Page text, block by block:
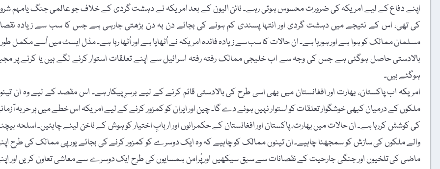
اپنے دفاع کے لیے امریکہ کی ضرورت محسوس ہوتی رہے۔ نائن الیون کے بعد امریکہ نے دہشت گردی کے خلاف جو عالمی جنگ یامہم
کی تھی، اس کے نتیجے میں دہشت گردی اور انتہا پسندی کم ہونے کی بجائے دن بہ دن بڑھتی جارہی ہے جس کا سب سے زیادہ
مسلمان ممالک کو ہوا ہے اور ہورہا ہے۔ ان حالات کا سب سے زیادہ فائدہ امریکہ نے اُٹھایا ہے اور اُٹھا رہا ہے۔ مڈل ایسٹ میں اُسے مکمل طور
بالادستی حاصل ہوگئی ہے جس کی وجہ سے اب خلیجی ممالک رفتہ رفتہ اسرائیل سے اپنے تعلقات استوار کرنے لگے ہیں یا کرنے پر
ہوگئے ہیں۔
امریکہ اب پاکستان، بھارت اور افغانستان میں بھی اسی طرح کی بالادستی قائم کرنے کے لیے برسرِپیکار ہے۔ اس مقصد کے لیے وہ ان
ملکوں کے درمیان کبھی خوشگوار تعلقات کو استوار نہیں ہونے دے گا۔ چین اور ایران کو کمزور کرنے کے لیے امریکہ اس خطے میں ہر حربہ
کی کوشش کررہا ہے۔ ان حالات میں بھارت، پاکستان اور افغانستان کے حکمرانوں اور اربابِ اختیار کو ہوش کے ناخن لینے چاہئیں۔ اسلحہ
والے ملکوں کی سازش کو سمجھنا چاہیے۔ ان تینوں ممالک کو چاہیے کہ وہ ایک دوسرے کو کمزور کرنے کی بجائے یورپی ممالک کی طرح
ماضی کی تلخیوں اور جنگی جارحیت کے نقصانات سے سبق سیکھیں اور پُرامن ہمسایوں کی طرح ایک دوسرے سے معاشی تعاون کریں اور